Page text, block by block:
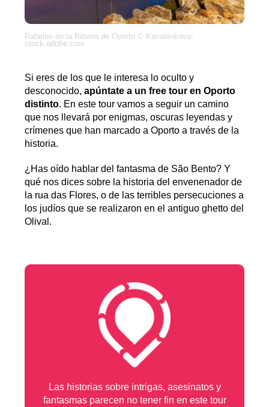
Rabelos en la Ribeira de Oporto © Kavalenkava-
stock.adobe.com
Si eres de los que le interesa lo oculto y
desconocido, apúntate a un free tour en Oporto
distinto. En este tour vamos a seguir un camino
que nos llevará por enigmas, oscuras leyendas y
crímenes que han marcado a Oporto a través de la
historia.
¿Has oído hablar del fantasma de São Bento? Y
qué nos dices sobre la historia del envenenador de
la rua das Flores, o de las terribles persecuciones a
los judíos que se realizaron en el antiguo ghetto del
Olival.
Las historias sobre intrigas, asesinatos y
fantasmas parecen no tener fin en este tour